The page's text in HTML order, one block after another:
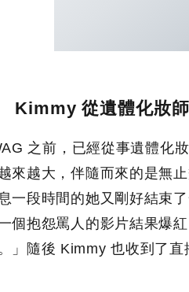
Kimmy 從遺體化妝
之前，已經從事遺體化
來越大，伴隨而來的是無
一段時間的她又剛好結束
個抱怨罵人的影片結果爆
」隨後 Kimmy 也收到了